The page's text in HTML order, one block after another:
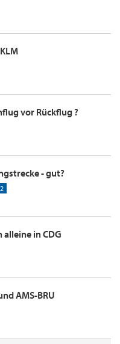
vor Rückflug ?
- gut?
2
in CDG
AMS-BRU